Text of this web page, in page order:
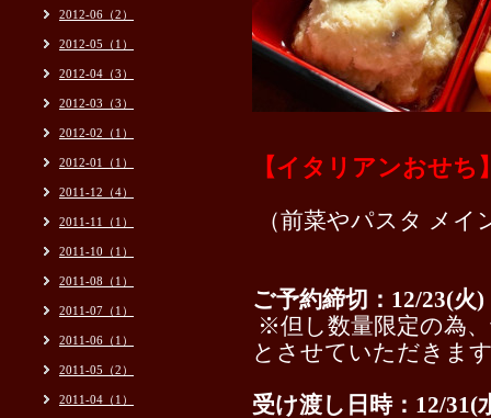
【イタリアンおせち
（前菜やパスタ メイ
ご予約締切：12/23(火)
※但し数量限定の為
とさせていただきま
受け渡し日時：12/31(
2012-06（2）
2012-05（1）
2012-04（3）
2012-03（3）
2012-02（1）
2012-01（1）
2011-12（4）
2011-11（1）
2011-10（1）
2011-08（1）
2011-07（1）
2011-06（1）
2011-05（2）
2011-04（1）